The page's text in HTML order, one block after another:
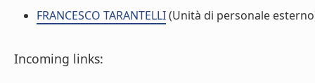
FRANCESCO TARANTELLI(Unità di personale
Incoming links: